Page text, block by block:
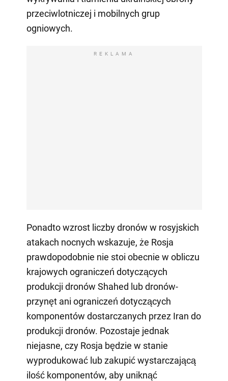
przeciwlotniczej i mobilnych grup
ogniowych.
REKLAMA
Ponadto wzrost liczby dronów w rosyjskich
atakach nocnych wskazuje, że Rosja
prawdopodobnie nie stoi obecnie w obliczu
krajowych ograniczeń dotyczących
produkcji dronów Shahed lub dronów-
przynęt ani ograniczeń dotyczących
komponentów dostarczanych przez Iran do
produkcji dronów. Pozostaje jednak
niejasne, czy Rosja będzie w stanie
wyprodukować lub zakupić wystarczającą
ilość komponentów, aby uniknąć